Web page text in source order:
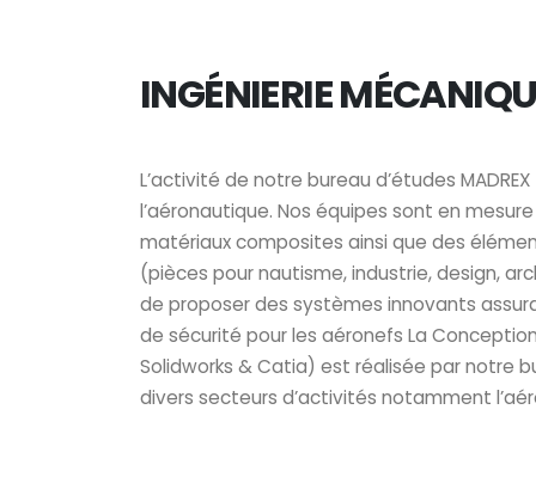
INGÉNIERIE
L’activité de notre bureau d’études
l’aéronautique. Nos équipes sont en
matériaux composites ainsi que des
(pièces pour nautisme, industrie, design,
de proposer des systèmes innovants
de sécurité pour les aéronefs La
Solidworks & Catia) est réalisée par notre
divers secteurs d’activités notamment